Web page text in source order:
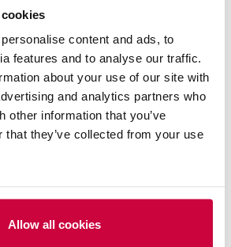
content and ads, to
features and to analyse our traffic.
about your use of our site with
and analytics partners who
other information that you’ve
that they’ve collected from your use
Allow all cookies
Ahola Special sin Engineering-
planeringen av
på ett både kostnads- och
är att värna om
Nådendal moderna och trivsamma
chaufförer. Dessutom satsar